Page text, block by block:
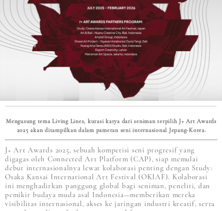
Mengusung tema Living Lines, kurasi karya dari seniman terpilih J+ Art Awards
2025 akan ditampilkan dalam pameran seni internasional Jepang-Korea.
J+ Art Awards 2025, sebuah kompetisi seni progresif yang
digagas oleh Connected Art Platform (CAP), siap memulai
debut internasionalnya lewat kolaborasi penting dengan Study:
Osaka Kansai International Art Festival (OKIAF). Kolaborasi
ini menghadirkan panggung global bagi seniman, peneliti, dan
pemikir budaya muda asal Indonesia—memberikan mereka
visibilitas internasional, akses ke jaringan industri kreatif, serta